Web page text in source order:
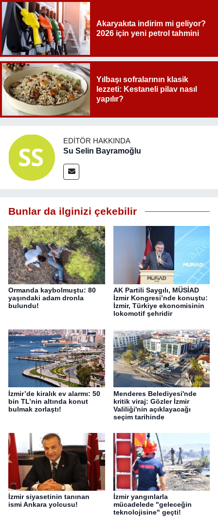
Akaryakıta indirim mi geliyor?
2026 için yeni petrol tahmini
Yılbaşı sofralarının klasik
lezzeti: Kestaneli pilav nasıl
yapılır?
EDITÖR HAKKINDA
Su Selin Bayramoğlu
Bunlar da ilginizi çekebilir
Ormanda kaybolmuştu: 80
yaşındaki adam dronla
bulundu!
AK Partili Saygılı, MÜSİAD
İzmir Kongresi’nde konuştu:
İzmir, Türkiye ekonomisinin
lokomotif şehridir
İzmir’de kiralık ev alarmı: 50
bin TL’nin altında konut
bulmak zorlaştı!
Menderes Belediyesi'nde
kritik viraj: Gözler İzmir
Valiliği'nin açıklayacağı
seçim tarihinde
İzmir siyasetinin tanınan
ismi Ankara yolcusu!
İzmir yangınlarla
mücadelede "geleceğin
teknolojisine" geçti!